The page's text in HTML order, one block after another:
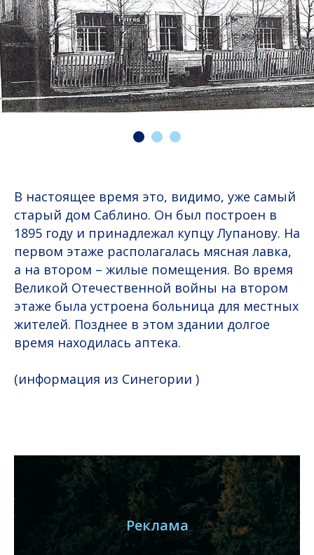
В настоящее время это, видимо, уже самый
старый дом Саблино. Он был построен в
1895 году и принадлежал купцу Лупанову. На
первом этаже располагалась мясная лавка,
а на втором – жилые помещения. Во время
Великой Отечественной войны на втором
этаже была устроена больница для местных
жителей. Позднее в этом здании долгое
время находилась аптека.
(информация из Синегории )
Реклама